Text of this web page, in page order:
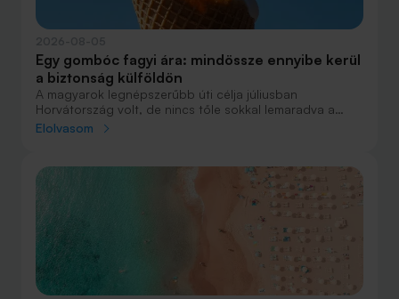
Egy gombóc fagyi ára: mindössze ennyibe kerül
a biztonság külföldön
A magyarok legnépszerűbb úti célja júliusban
Horvátország volt, de nincs tőle sokkal lemaradva a
júniust megnyerő Olaszország sem. A tengerparti
nyaralásnak, mint repülővel.
Elolvasom